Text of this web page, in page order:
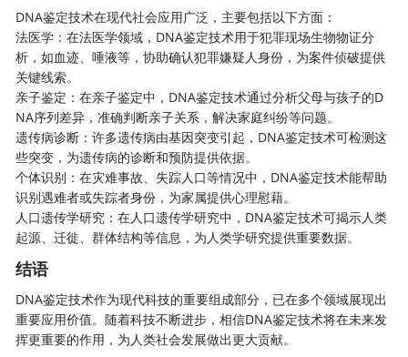
DNA鉴定技术在现代社会应用广泛，主要包括以下方面：
法医学：在法医学领域，DNA鉴定技术用于犯罪现场生物物证分
析，如血迹、唾液等，协助确认犯罪嫌疑人身份，为案件侦破提供
关键线索。
亲子鉴定：在亲子鉴定中，DNA鉴定技术通过分析父母与孩子的D
NA序列差异，准确判断亲子关系，解决家庭纠纷等问题。
遗传病诊断：许多遗传病由基因突变引起，DNA鉴定技术可检测这
些突变，为遗传病的诊断和预防提供依据。
个体识别：在灾难事故、失踪人口等情况中，DNA鉴定技术能帮助
识别遇难者或失踪者身份，为家属提供心理慰藉。
人口遗传学研究：在人口遗传学研究中，DNA鉴定技术可揭示人类
起源、迁徙、群体结构等信息，为人类学研究提供重要数据。
结语
DNA鉴定技术作为现代科技的重要组成部分，已在多个领域展现出
重要应用价值。随着科技不断进步，相信DNA鉴定技术将在未来发
挥更重要的作用，为人类社会发展做出更大贡献。